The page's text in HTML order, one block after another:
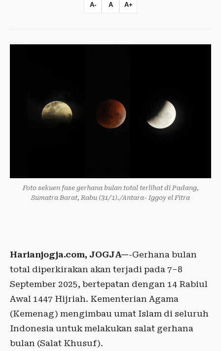
A- A A+
Foto sekuen fase gerhana bulan total terlihat di Padang,
Sumatra Barat, Rabu (31/1)./Antara- Iggoy el Fitra
Harianjogja.com, JOGJA—-Gerhana bulan
total diperkirakan akan terjadi pada 7–8
September 2025, bertepatan dengan 14 Rabiul
Awal 1447 Hijriah. Kementerian Agama
(Kemenag) mengimbau umat Islam di seluruh
Indonesia untuk melakukan salat gerhana
bulan (Salat Khusuf).